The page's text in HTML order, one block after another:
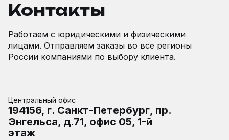
Контакты
Работаем с юридическими и физическими
лицами. Отправляем заказы во все регионы
России компаниями по выбору клиента.
Центральный офис
194156, г. Санкт-Петербург, пр.
Энгельса, д.71, офис 05, 1-й
этаж